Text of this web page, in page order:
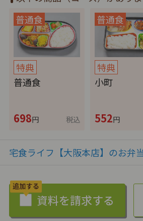
特典
普通食
698円 税込
特典
小町
552円
宅食ライフ【大阪本店】のお弁